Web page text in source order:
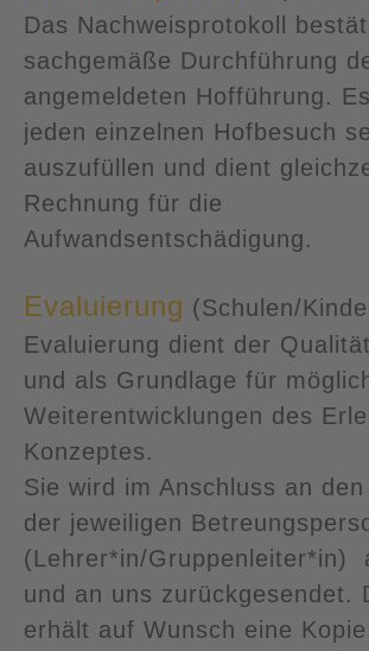
Das Nachweisprotokoll
sachgemäße Durchführung
angemeldeten Hofführung.
jeden einzelnen Hofbesuch
auszufüllen und dient
Rechnung für die
Aufwandsentschädigung.
Evaluierung (Schulen/
Evaluierung dient der
und als Grundlage für
Weiterentwicklungen des
Konzeptes.
Sie wird im Anschluss an
der jeweiligen
(Lehrer*in/Gruppenleiter*in)
und an uns zurückgesendet.
erhält auf Wunsch eine